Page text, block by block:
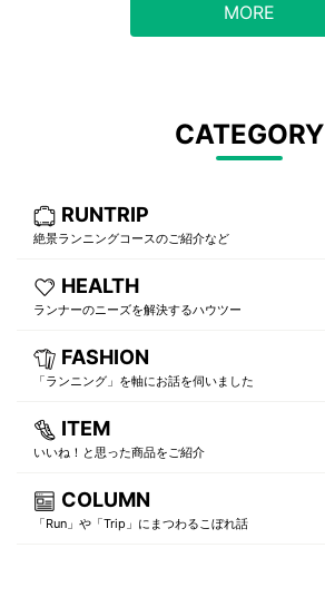
MORE
CATEGORY
RUNTRIP
絶景ランニングコースのご紹介など
HEALTH
ランナーのニーズを解決するハウツー
FASHION
「ランニング」を軸にお話を伺いました
ITEM
いいね！と思った商品をご紹介
COLUMN
「Run」や「Trip」にまつわるこぼれ話